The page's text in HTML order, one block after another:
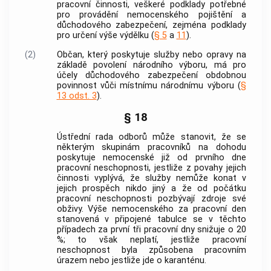
pracovní činnosti, veškeré podklady potřebné
pro provádění nemocenského pojištění a
důchodového zabezpečení, zejména podklady
pro určení výše výdělku (§ 5a 11).
(2)
Občan, který poskytuje služby nebo opravy na
základě povolení národního výboru, má pro
účely důchodového zabezpečení obdobnou
povinnost vůči místnímu národnímu výboru (§
13 odst. 3).
§ 18
Ústřední rada odborů může stanovit, že se
některým skupinám pracovníků na dohodu
poskytuje nemocenské již od prvního dne
pracovní neschopnosti, jestliže z povahy jejich
činnosti vyplývá, že služby nemůže konat v
jejich prospěch nikdo jiný a že od počátku
pracovní neschopnosti pozbývají zdroje své
obživy. Výše nemocenského za pracovní den
stanovená v připojené tabulce se v těchto
případech za první tři pracovní dny snižuje o 20
%; to však neplatí, jestliže pracovní
neschopnost byla způsobena pracovním
úrazem nebo jestliže jde o karanténu.